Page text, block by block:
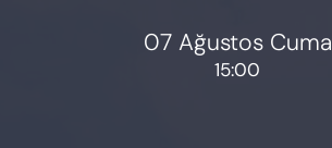
07 Ağustos Cuma
15:00